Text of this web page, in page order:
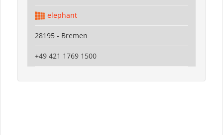
elephant
28195 - Bremen
+49 421 1769 1500